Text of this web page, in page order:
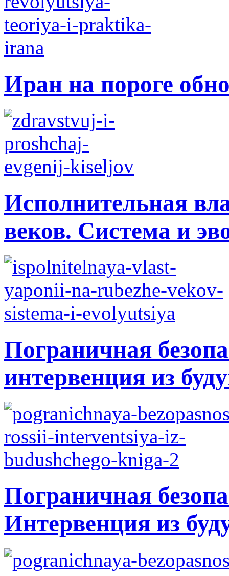
Иран на пороге
Исполнительная
веков. Система и
Пограничная
интервенция из
Пограничная
Интервенция из